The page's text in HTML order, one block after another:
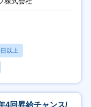
以上
4回昇給チャンス/